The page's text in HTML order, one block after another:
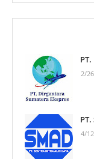
2/
4/